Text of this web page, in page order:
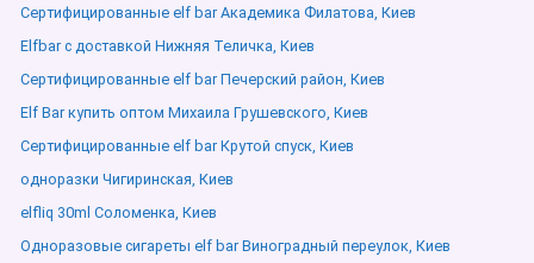
Сертифицированные elf bar Академика Филатова, Киев
Elfbar с доставкой Нижняя Теличка, Киев
Сертифицированные elf bar Печерский район, Киев
Elf Bar купить оптом Михаила Грушевского, Киев
Сертифицированные elf bar Крутой спуск, Киев
одноразки Чигиринская, Киев
elfliq 30ml Соломенка, Киев
Одноразовые сигареты elf bar Виноградный переулок, Киев